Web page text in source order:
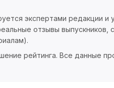
экспертами редакции
отзывы
рейтинга. Все данные